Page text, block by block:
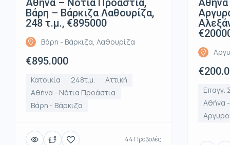
Βάρη – Βάρκιζα Λαθουρίζα,
248 τ.μ., €895000
Βάρη - Βάρκιζα, Λαθουρίζα
€895.000
Κατοικία 248τ.μ.
Αττική
Αθήνα - Νότια Προάστια
Βάρη - Βάρκιζα
44 Προβολές
Επαγγ.
Αθήνα